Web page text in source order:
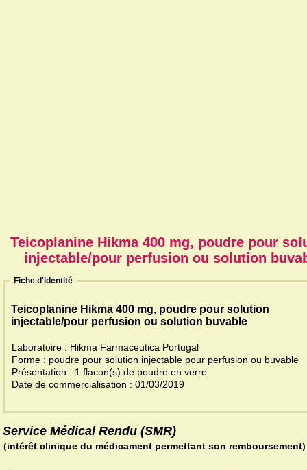
Teicoplanine Hikma 400 mg, poudre pour
injectable/pour perfusion ou solution
Fiche d'identité
Teicoplanine Hikma 400 mg, poudre pour solution
injectable/pour perfusion ou solution buvable
Laboratoire : Hikma Farmaceutica Portugal
Forme : poudre pour solution injectable pour perfusion ou buvable
Présentation : 1 flacon(s) de poudre en verre
Date de commercialisation : 01/03/2019
Service Médical Rendu (SMR)
(intérêt clinique du médicament permettant son remboursement)